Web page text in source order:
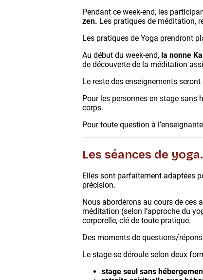
Pendant ce week-end, les
zen. Les pratiques de méditation,
Les pratiques de Yoga prendront
Au début du week-end, la nonne
de découverte de la méditation
Le reste des enseignements
Pour les personnes en stage sans
corps.
Pour toute question à
Les séances de yoga.
Elles sont parfaitement adaptées
précision.
Nous aborderons au cours de ces
méditation (selon l’approche du
corporelle, clé de toute pratique.
Des moments de questions/
Le stage se déroule selon deux
stage seul sans